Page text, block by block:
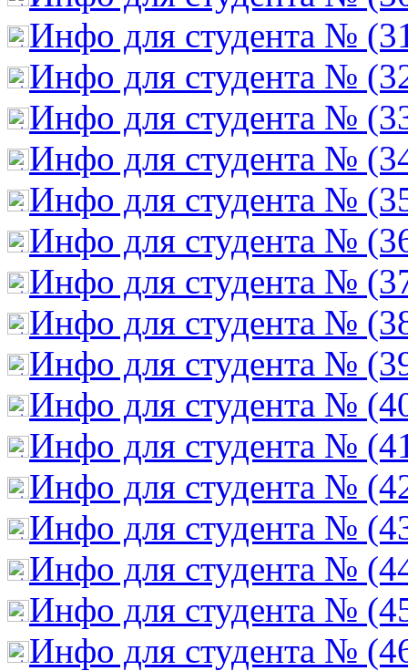
Инфо для студента №
Инфо для студента №
Инфо для студента №
Инфо для студента №
Инфо для студента №
Инфо для студента №
Инфо для студента №
Инфо для студента №
Инфо для студента №
Инфо для студента №
Инфо для студента №
Инфо для студента №
Инфо для студента №
Инфо для студента №
Инфо для студента №
Инфо для студента №